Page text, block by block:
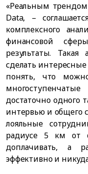
«Реальным трендом
Data, –
комплексного
финансовой
результаты. Такая
сделать
понять, что
достаточно одного
интервью и общего
лояльные
радиусе 5 км от
доплачивать, а
эффективно и